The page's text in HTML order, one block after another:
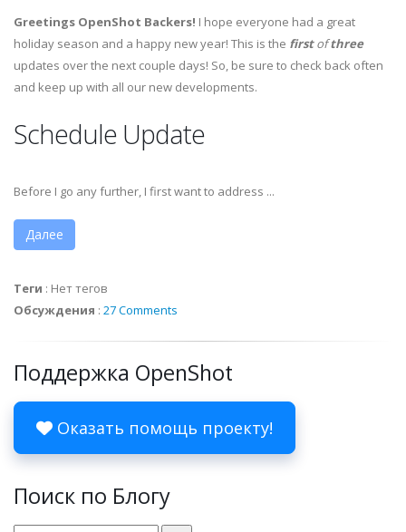
Greetings OpenShot Backers! I hope everyone had a great
holiday season and a happy new year! This is the firstofthree
updates over the next couple days! So, be sure to check back often
and keep up with all our new developments.
Schedule Update
Before I go any further, I first want to address ...
Далее
Теги : Нет тегов
Обсуждения : 27 Comments
Поддержка OpenShot
Оказать помощь проекту!
Поиск по Блогу